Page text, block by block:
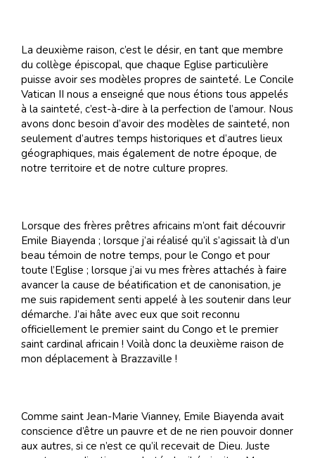
La deuxième raison, c’est le désir, en tant que membre
du collège épiscopal, que chaque Eglise particulière
puisse avoir ses modèles propres de sainteté. Le Concile
Vatican II nous a enseigné que nous étions tous appelés
à la sainteté, c’est-à-dire à la perfection de l’amour. Nous
avons donc besoin d’avoir des modèles de sainteté, non
seulement d’autres temps historiques et d’autres lieux
géographiques, mais également de notre époque, de
notre territoire et de notre culture propres.
Lorsque des frères prêtres africains m’ont fait découvrir
Emile Biayenda ; lorsque j’ai réalisé qu’il s’agissait là d’un
beau témoin de notre temps, pour le Congo et pour
toute l’Eglise ; lorsque j’ai vu mes frères attachés à faire
avancer la cause de béatification et de canonisation, je
me suis rapidement senti appelé à les soutenir dans leur
démarche. J’ai hâte avec eux que soit reconnu
officiellement le premier saint du Congo et le premier
saint cardinal africain ! Voilà donc la deuxième raison de
mon déplacement à Brazzaville !
Comme saint Jean-Marie Vianney, Emile Biayenda avait
conscience d’être un pauvre et de ne rien pouvoir donner
aux autres, si ce n’est ce qu’il recevait de Dieu. Juste